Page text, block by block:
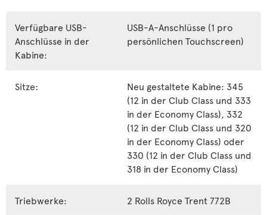
Verfügbare USB-
Anschlüsse in der
Kabine:
USB-A-Anschlüsse (1 pro
persönlichen Touchscreen)
Sitze:
Neu gestaltete Kabine: 345
(12 in der Club Class und 333
in der Economy Class), 332
(12 in der Club Class und 320
in der Economy Class) oder
330 (12 in der Club Class und
318 in der Economy Class)
Triebwerke: 2 Rolls Royce Trent 772B